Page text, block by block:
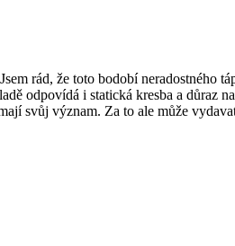
rád, že toto bodobí neradostného
odpovídá i statická kresba a důraz
svůj význam. Za to ale může